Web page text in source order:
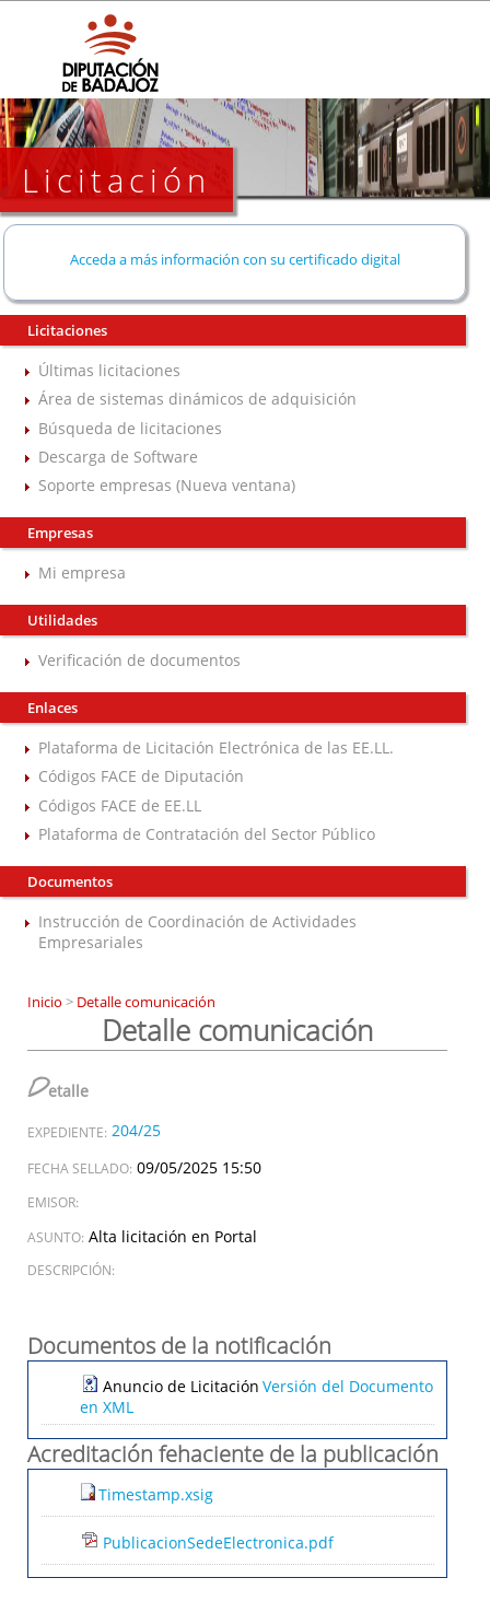
Licitación
Acceda a más información con su certificado digital
Licitaciones
Últimas licitaciones
Área de sistemas dinámicos de adquisición
Búsqueda de licitaciones
Descarga de Software
Soporte empresas (Nueva ventana)
Empresas
Mi empresa
Utilidades
Verificación de documentos
Enlaces
Plataforma de Licitación Electrónica de las EE.LL.
Códigos FACE de Diputación
Códigos FACE de EE.LL
Plataforma de Contratación del Sector Público
Documentos
Instrucción de Coordinación de Actividades
Empresariales
Inicio > Detalle comunicación
Detalle comunicación
Detalle
EXPEDIENTE: 204/25
FECHA SELLADO: 09/05/2025 15:50
EMISOR:
ASUNTO: Alta licitación en Portal
DESCRIPCIÓN:
Documentos de la notificación
Anuncio de Licitación Versión del Documento
en XML
Acreditación fehaciente de la publicación
Timestamp.xsig
PublicacionSedeElectronica.pdf